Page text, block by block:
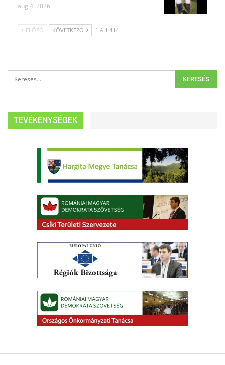
aug 4, 2026
ELŐZŐ KÖVETKEZŐ 1 A 1 414
TEVÉKENYSÉGEK